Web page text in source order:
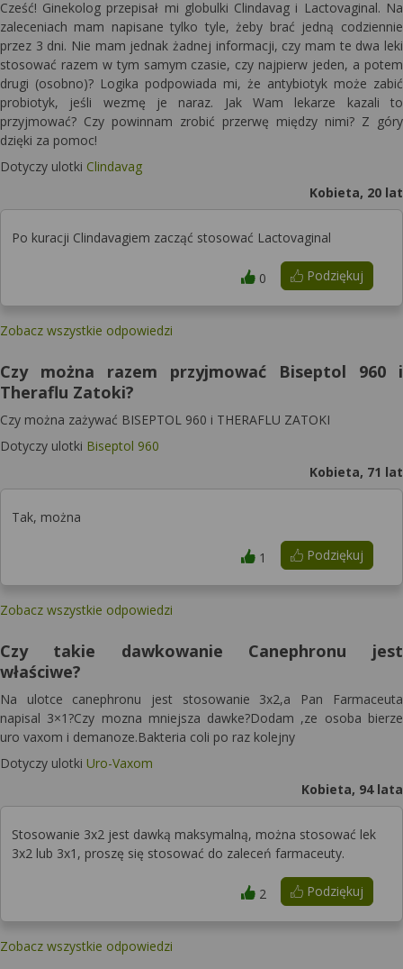
Cześć! Ginekolog przepisał mi globulki Clindavag i Lactovaginal. Na
zaleceniach mam napisane tylko tyle, żeby brać jedną codziennie
przez 3 dni. Nie mam jednak żadnej informacji, czy mam te dwa leki
stosować razem w tym samym czasie, czy najpierw jeden, a potem
drugi (osobno)? Logika podpowiada mi, że antybiotyk może zabić
probiotyk, jeśli wezmę je naraz. Jak Wam lekarze kazali to
przyjmować? Czy powinnam zrobić przerwę między nimi? Z góry
dzięki za pomoc!
Dotyczy ulotki Clindavag
Kobieta, 20 lat
Po kuracji Clindavagiem zacząć stosować Lactovaginal
Podziękuj
0
Zobacz wszystkie odpowiedzi
Czy można razem przyjmować Biseptol 960 i
Theraflu Zatoki?
Czy można zażywać BISEPTOL 960 i THERAFLU ZATOKI
Dotyczy ulotki Biseptol 960
Kobieta, 71 lat
Tak, można
Podziękuj
1
Zobacz wszystkie odpowiedzi
Czy takie dawkowanie Canephronu jest
właściwe?
Na ulotce canephronu jest stosowanie 3x2,a Pan Farmaceuta
napisal 3×1?Czy mozna mniejsza dawke?Dodam ,ze osoba bierze
uro vaxom i demanoze.Bakteria coli po raz kolejny
Dotyczy ulotki Uro-Vaxom
Kobieta, 94 lata
Stosowanie 3x2 jest dawką maksymalną, można stosować lek
3x2 lub 3x1, proszę się stosować do zaleceń farmaceuty.
Podziękuj
2
Zobacz wszystkie odpowiedzi